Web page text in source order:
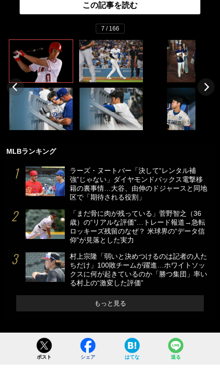
この記事を読む
7 / 166
MLBランキング
ラーズ・ヌートバー「決して“レンタル補
強”じゃない」ダイヤモンドバックス電撃移
籍の裏事情…大谷、由伸のドジャースと同地
区で「期待される役割」
「まだ骨に肉が残っている」菅野智之（36
歳）の“リアルな評価”…トレード報道→急転
ロッキーズ残留のなぜ？ 米球界の“データ信
仰”が見落とした実力
村上宗隆「弱いと決めつけるのは記者の人た
ちだけ」100敗チームが躍進…ホワイトソッ
クスに何が起きているのか「勝つ集団」率い
る村上の“激変した評価”
もっと見る
ポスト シェア はてな 送る